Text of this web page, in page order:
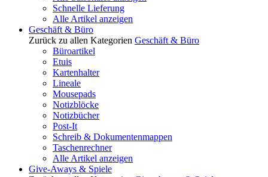
Schnelle Lieferung
Alle Artikel anzeigen
Geschäft & Büro
Zurück zu allen Kategorien Geschäft & Büro
Büroartikel
Etuis
Kartenhalter
Lineale
Mousepads
Notizblöcke
Notizbücher
Post-It
Schreib & Dokumentenmappen
Taschenrechner
Alle Artikel anzeigen
Give-Aways & Spiele